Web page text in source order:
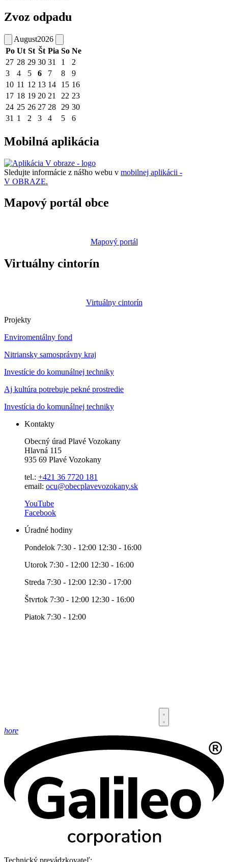
Zvoz odpadu
August2026
Po Ut St Št Pia So Ne
27 28 29 30 31 1
2
3
4 5 6 7 8
9
10 11 12 13 14 15 16
17 18 19 20 21 22 23
24 25 26 27 28 29 30
31 1 2 3 4 5 6
Mobilná aplikácia
Sledujte informácie z nášho webu v mobilnej aplikácii -
V OBRAZE.
Mapový portál obce
Mapový portál
Virtuálny cintorín
Virtuálny cintorín
Projekty
Enviromentálny fond
Nitriansky samosprávny kraj
Investície do komunálnej techniky
Aj kultúra potrebuje pekné prostredie
Investícia do komunálnej techniky
Kontakty
Obecný úrad Plavé Vozokany
Hlavná 115
935 69 Plavé Vozokany
tel.: +421 36 7720 181
email: ocu@obecplavevozokany.sk
YouTube
Facebook
Úradné hodiny
Pondelok 7:30 - 12:00 12:30 - 16:00
Utorok 7:30 - 12:00 12:30 - 16:00
Streda 7:30 - 12:00 12:30 - 17:00
Štvrtok 7:30 - 12:00 12:30 - 16:00
Piatok 7:30 - 12:00
hore